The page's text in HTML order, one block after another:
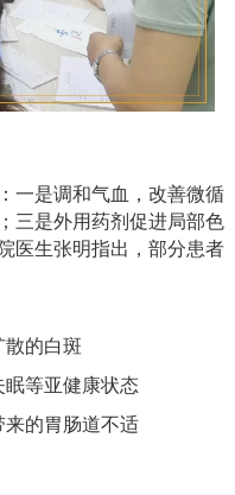
一是调和气血，改善微循
三是外用药剂促进局部色
医生张明指出，部分患者
散的白斑
眠等亚健康状态
来的胃肠道不适